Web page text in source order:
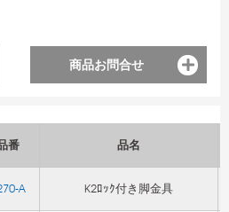
商品お問合せ
番 品名
A K2ﾛｯｸ付き脚金具